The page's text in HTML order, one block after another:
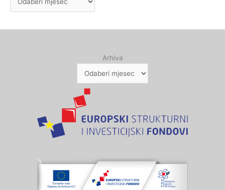
Arhiva